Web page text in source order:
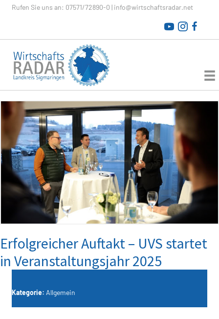
Rufen Sie uns an: 07571/72890-0 | info@wirtschaftsradar.net
Erfolgreicher Auftakt – UVS startet
in Veranstaltungsjahr 2025
Kategorie: Allgemein